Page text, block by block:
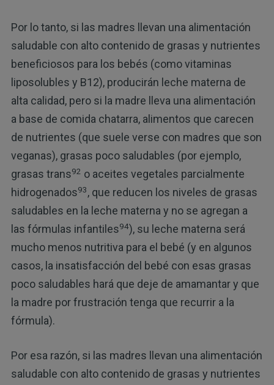
Por lo tanto, si las madres llevan una alimentación
saludable con alto contenido de grasas y nutrientes
beneficiosos para los bebés (como vitaminas
liposolubles y B12), producirán leche materna de
alta calidad, pero si la madre lleva una alimentación
a base de comida chatarra, alimentos que carecen
de nutrientes (que suele verse con madres que son
veganas), grasas poco saludables (por ejemplo,
grasas trans92 o aceites vegetales parcialmente
hidrogenados93, que reducen los niveles de grasas
saludables en la leche materna y no se agregan a
las fórmulas infantiles94), su leche materna será
mucho menos nutritiva para el bebé (y en algunos
casos, la insatisfacción del bebé con esas grasas
poco saludables hará que deje de amamantar y que
la madre por frustración tenga que recurrir a la
fórmula).
Por esa razón, si las madres llevan una alimentación
saludable con alto contenido de grasas y nutrientes